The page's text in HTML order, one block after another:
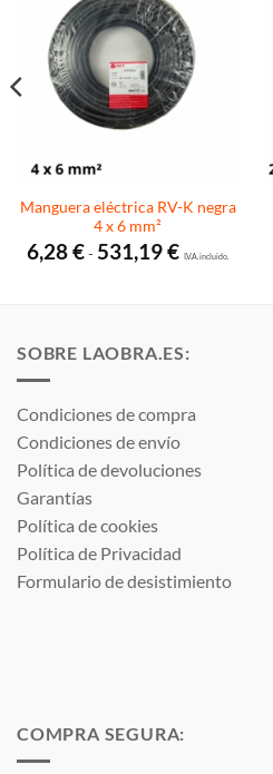
Manguera eléctrica RV-K negra
4 x 6 mm²
6,28€- 531,19€Rango
de
I.V.A. incluido.
SOBRE LAOBRA.ES:
Condiciones de compra
Condiciones de envío
Política de devoluciones
Garantías
Política de cookies
Política de Privacidad
Formulario de desistimiento
COMPRA SEGURA: